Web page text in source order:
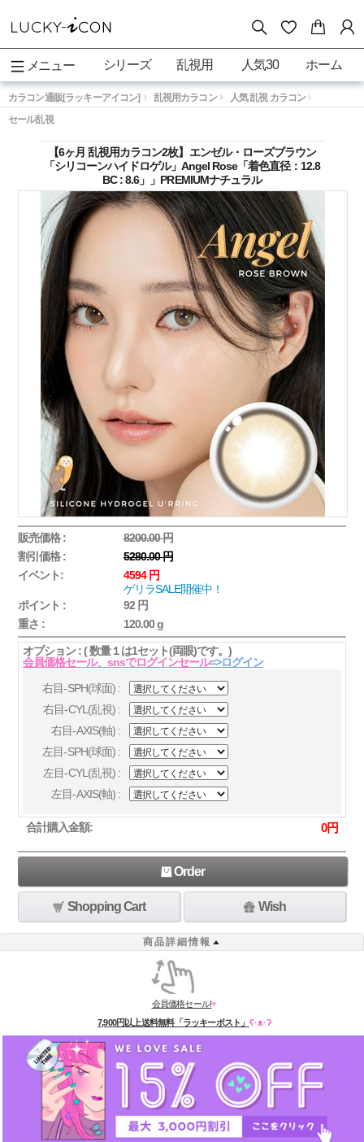
メニュー シリーズ 乱視用 人気30 ホーム
カラコン通販[ラッキーアイコン] 乱視用カラコン
人気 乱視 カラコン
セール乱視
【6ヶ月 乱視用カラコン2枚】エンゼル・ローズブラウン
「シリコーンハイドロゲル」Angel Rose「着色直径：12.8
BC : 8.6」」PREMIUMナチュラル
販売価格 :
8200.00 円
割引価格 :
5280.00 円
イベント:
4594 円
ゲリラSALE開催中！
ポイント :
92 円
重さ :
120.00 g
オプション : ( 数量１は1セット(両眼)です。)
会員価格セール、snsでログインセール=>ログイン
右目-SPH(球面) :
右目-CYL(乱視) :
右目-AXIS(軸) :
左目-SPH(球面) :
左目-CYL(乱視) :
左目-AXIS(軸) :
合計購入金額: 0円
Order
Shopping Cart Wish
商品詳細情報
会員価格セール!♥
7,900円以上送料無料「ラッキーポスト」 ʕ·ᴥ·ʔ